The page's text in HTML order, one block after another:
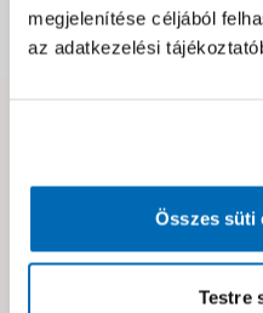
megjelenítése céljából
az adatkezelési
Összes süti
Testre
Dokumentumok, felelős
Hibát találtál az
Neked ajánljuk!